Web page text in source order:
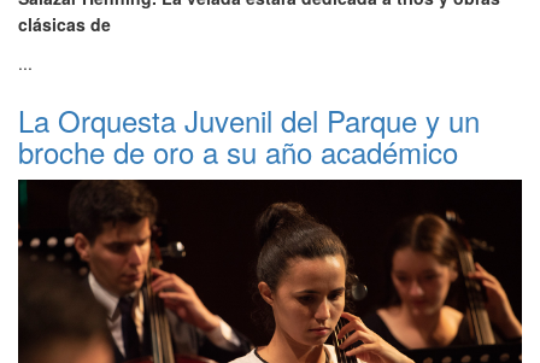
clásicas de
...
La Orquesta Juvenil del Parque y un
broche de oro a su año académico